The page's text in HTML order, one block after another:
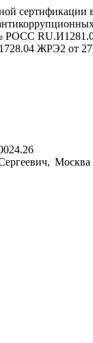
сертификации
РОСС
ЖРЭ2 от